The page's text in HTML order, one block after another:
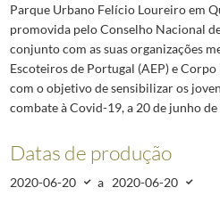
Parque Urbano Felício Loureiro em
promovida pelo Conselho Nacional
conjunto com as suas organizações
Escoteiros de Portugal (AEP) e
com o objetivo de sensibilizar os
combate à Covid-19, a 20 de junho
Datas de produção
2020-06-20 a 2020-06-20